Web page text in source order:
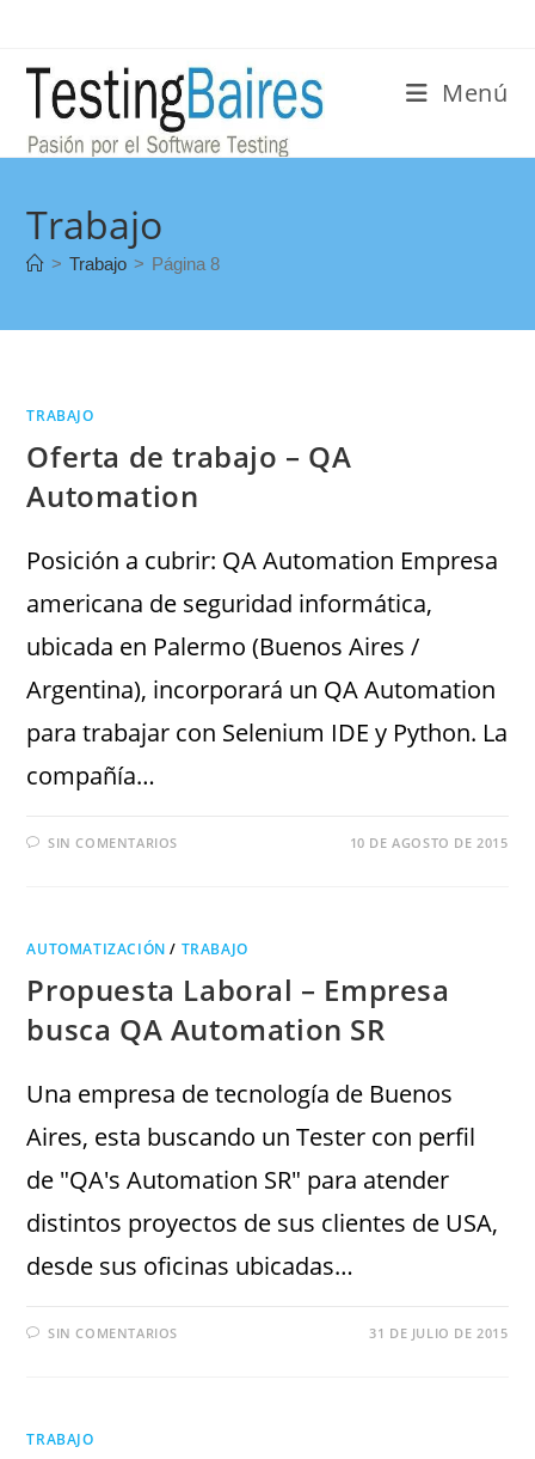
Menú
Trabajo
> Trabajo > Página 8
TRABAJO
Oferta de trabajo – QA
Automation
Posición a cubrir: QA Automation Empresa
americana de seguridad informática,
ubicada en Palermo (Buenos Aires /
Argentina), incorporará un QA Automation
para trabajar con Selenium IDE y Python. La
compañía…
SIN COMENTARIOS 10 DE AGOSTO DE 2015
AUTOMATIZACIÓN / TRABAJO
Propuesta Laboral – Empresa
busca QA Automation SR
Una empresa de tecnología de Buenos
Aires, esta buscando un Tester con perfil
de "QA's Automation SR" para atender
distintos proyectos de sus clientes de USA,
desde sus oficinas ubicadas…
SIN COMENTARIOS 31 DE JULIO DE 2015
TRABAJO